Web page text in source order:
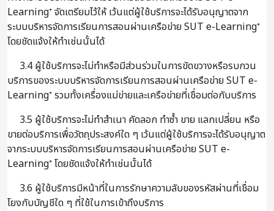
Learning⁺ จัดเตรียมไว้ให้ เว้นแต่ผู้ใช้บริการจะได้รับอนุญาตจาก
ระบบบริหารจัดการเรียนการสอนผ่านเครือข่าย SUT e-Learning⁺
โดยชัดแจ้งให้ทำเช่นนั้นได้
3.4 ผู้ใช้บริการจะไม่ทำหรือมีส่วนร่วมในการขัดขวางหรือรบกวน
บริการของระบบบริหารจัดการเรียนการสอนผ่านเครือข่าย SUT e-
Learning⁺ รวมทั้งเครื่องแม่ข่ายและเครือข่ายที่เชื่อมต่อกับบริการ
3.5 ผู้ใช้บริการจะไม่ทำสำเนา คัดลอก ทำซ้ำ ขาย แลกเปลี่ยน หรือ
ขายต่อบริการเพื่อวัตถุประสงค์ใด ๆ เว้นแต่ผู้ใช้บริการจะได้รับอนุญาต
จากระบบบริหารจัดการเรียนการสอนผ่านเครือข่าย SUT e-
Learning⁺ โดยชัดแจ้งให้ทำเช่นนั้นได้
3.6 ผู้ใช้บริการมีหน้าที่ในการรักษาความลับของรหัสผ่านที่เชื่อม
โยงกับบัญชีใด ๆ ที่ใช้ในการเข้าถึงบริการ